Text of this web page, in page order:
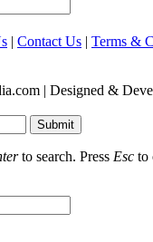
| Contact Us | Terms &
| Designed &
Submit
to search. Press Esc to